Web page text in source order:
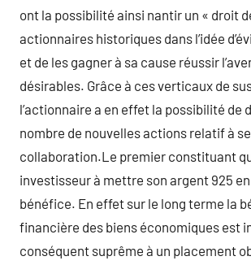
ont la possibilité ainsi nantir un « droit
actionnaires historiques dans l’idée
et de les gagner à sa cause réussir
désirables. Grâce à ces verticaux de
l’actionnaire a en effet la possibilité de
nombre de nouvelles actions relatif à
collaboration.Le premier constituant
investisseur à mettre son argent 925
bénéfice. En effet sur le long terme la
financière des biens économiques est
conséquent suprême à un placement